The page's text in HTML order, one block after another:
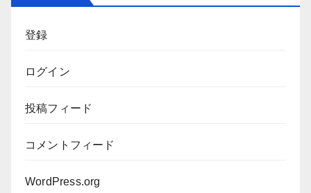
登録
ログイン
投稿フィード
コメントフィード
WordPress.org